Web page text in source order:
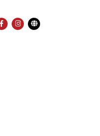
FACEBOOK
INSTAGRAM
Übersetzung